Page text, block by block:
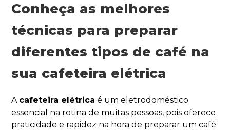
Conheça as melhores
técnicas para preparar
diferentes tipos de café na
sua cafeteira elétrica
A cafeteira elétrica é um eletrodoméstico
essencial na rotina de muitas pessoas, pois oferece
praticidade e rapidez na hora de preparar um café